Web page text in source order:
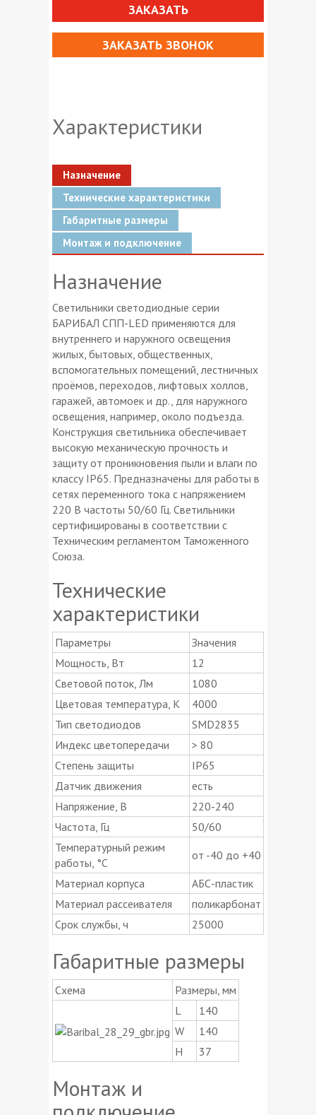
ЗАКАЗАТЬ
ЗАКАЗАТЬ ЗВОНОК
Характеристики
Назначение
Технические характеристики
Габаритные размеры
Монтаж и подключение
Назначение
Светильники светодиодные серии
БАРИБАЛ СПП-LED применяются для
внутреннего и наружного освещения
жилых, бытовых, общественных,
вспомогательных помещений, лестничных
проёмов, переходов, лифтовых холлов,
гаражей, автомоек и др., для наружного
освещения, например, около подъезда.
Конструкция светильника обеспечивает
высокую механическую прочность и
защиту от проникновения пыли и влаги по
классу IP65. Предназначены для работы в
сетях переменного тока с напряжением
220 В частоты 50/60 Гц. Светильники
сертифицированы в соответствии с
Техническим регламентом Таможенного
Союза.
Технические
характеристики
Параметры
Значения
Мощность, Вт
12
Световой поток, Лм
1080
Цветовая температура, К
4000
Тип светодиодов
SMD2835
Индекс цветопередачи
> 80
Степень защиты
IP65
Датчик движения
есть
Напряжение, В
220-240
Частота, Гц
50/60
Температурный режим
работы, °C
от -40 до +40
Материал корпуса
АБС-пластик
Материал рассеивателя
поликарбонат
Срок службы, ч
25000
Габаритные размеры
Схема
Размеры, мм
L
140
W
140
H
37
Монтаж и